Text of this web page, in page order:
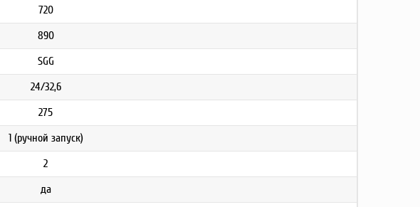
720
890
SGG
24/32,6
275
1 (ручной запуск)
2
да